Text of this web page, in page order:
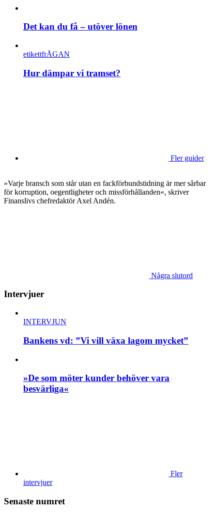
Det kan du få – utöver lönen
etikettfrÅGAN
Hur dämpar vi tramset?
Fler guider
»Varje bransch som står utan en fackförbundstidning är mer sårbar
för korruption, oegentligheter och missförhållanden«, skriver
Finanslivs chefredaktör Axel Andén.
Några slutord
Intervjuer
INTERVJUN
Bankens vd: ”Vi vill växa lagom mycket”
»De som möter kunder behöver vara
besvärliga«
Fler
intervjuer
Senaste numret